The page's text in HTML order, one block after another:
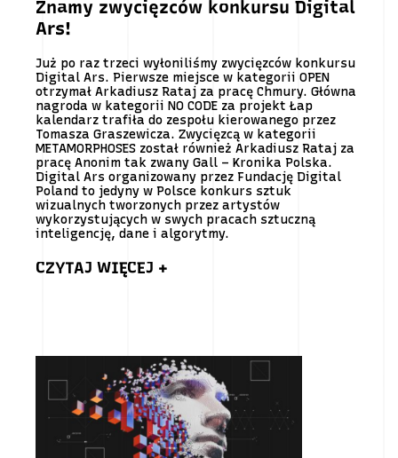
Znamy zwycięzców konkursu Digital
Ars!
Już po raz trzeci wyłoniliśmy zwycięzców konkursu
Digital Ars. Pierwsze miejsce w kategorii OPEN
otrzymał Arkadiusz Rataj za pracę Chmury. Główna
nagroda w kategorii NO CODE za projekt Łap
kalendarz trafiła do zespołu kierowanego przez
Tomasza Graszewicza. Zwycięzcą w kategorii
METAMORPHOSES został również Arkadiusz Rataj za
pracę Anonim tak zwany Gall – Kronika Polska.
Digital Ars organizowany przez Fundację Digital
Poland to jedyny w Polsce konkurs sztuk
wizualnych tworzonych przez artystów
wykorzystujących w swych pracach sztuczną
inteligencję, dane i algorytmy.
CZYTAJ WIĘCEJ +